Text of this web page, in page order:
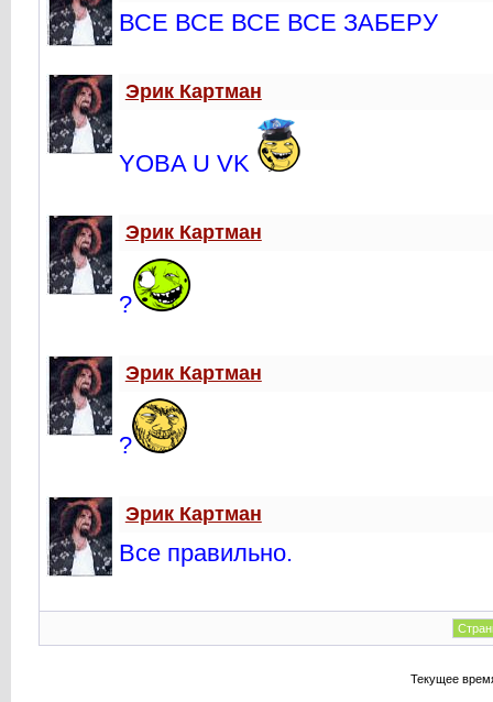
ВСЕ ВСЕ ВСЕ ВСЕ ЗАБЕРУ
Эрик Картман
YOBA U VK
Эрик Картман
?
Эрик Картман
?
Эрик Картман
Все правильно.
Текущее